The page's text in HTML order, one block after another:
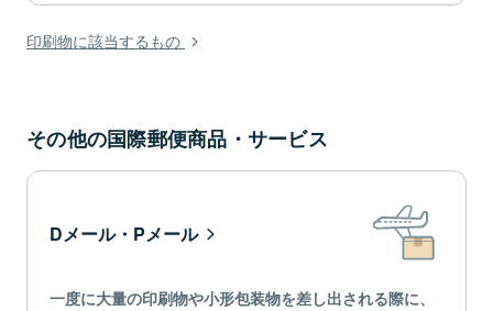
印刷物に該当するもの
その他の国際郵便商品・サービス
Dメール・Pメール
一度に大量の印刷物や小形包装物を差し出される際に、